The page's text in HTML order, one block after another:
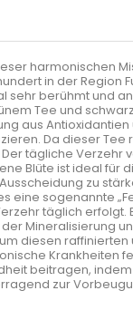
harmonischen
in der
sehr berühmt und
Tee und
aus
Da dieser
Der tägliche
Blüte ist ideal für
zu
eine sogenannte
täglich erfolgt.
Mineralisierung
diesen
Krankheiten
beitragen,
zur